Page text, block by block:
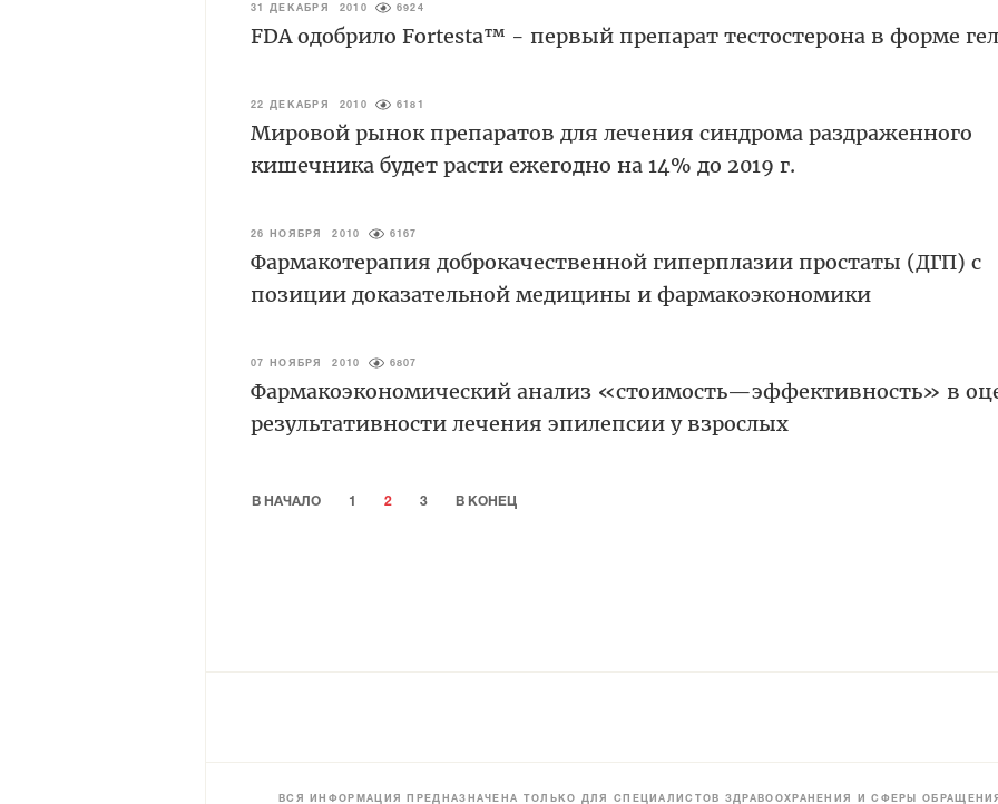
31 ДЕКАБРЯ 2010 6924
FDA одобрило Fortesta™ - первый препарат тестостерона в форме
22 ДЕКАБРЯ 2010 6181
Мировой рынок препаратов для лечения синдрома раздраженного
кишечника будет расти ежегодно на 14% до 2019 г.
26 НОЯБРЯ 2010 6167
Фармакотерапия доброкачественной гиперплазии простаты (ДГП) с
позиции доказательной медицины и фармакоэкономики
07 НОЯБРЯ 2010 6807
Фармакоэкономический анализ «стоимость—эффективность» в
результативности лечения эпилепсии у взрослых
В НАЧАЛО 1 2 3 В КОНЕЦ
ВСЯ ИНФОРМАЦИЯ ПРЕДНАЗНАЧЕНА ТОЛЬКО ДЛЯ СПЕЦИАЛИСТОВ ЗДРАВООХРАНЕНИЯ И СФЕРЫ